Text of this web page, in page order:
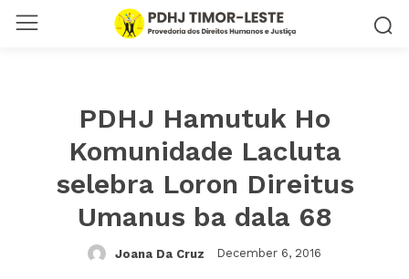
PDHJ Hamutuk Ho
Komunidade Lacluta
selebra Loron Direitus
Umanus ba dala 68
Joana Da Cruz December 6, 2016